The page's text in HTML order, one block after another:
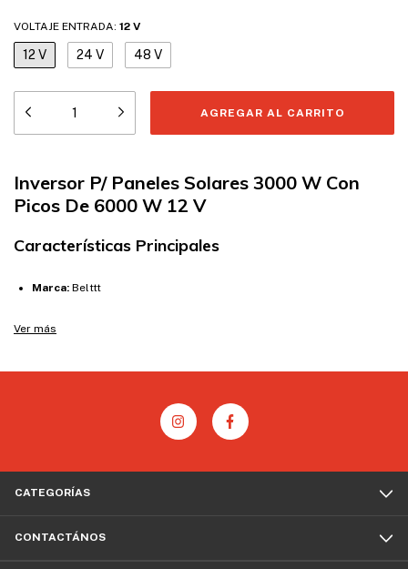
VOLTAJE ENTRADA: 12 V
12 V 24 V 48 V
Inversor P/ Paneles Solares 3000 W Con
Picos De 6000 W 12 V
Características Principales
Marca: Belttt
Potencia nominal:3000 W
Potencia pico (arranque):6000 W
3000 Onda Modificada
Dimensiones:
Ver más
CATEGORÍAS
CONTACTÁNOS